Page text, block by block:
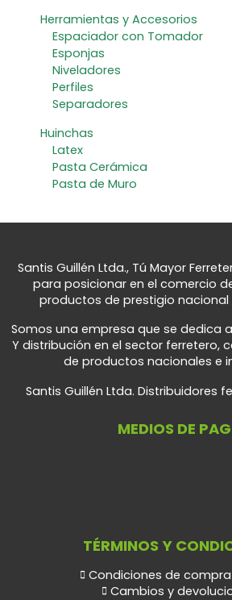
Herramientas y Accesorios
Espaciador con Tomador
Esponjas
Niveladores
Perfiles
Separadores
Huinchas
Latex
Pasta Cerámica
Pasta de Muro
Santis Guillén Ltda., Tú Mayor
para posicionar en el comercio
productos de prestigio nacional
Somos una empresa que se dedica
Y distribución en el sector ferretero,
de productos nacionales e
Santis Guillén Ltda. Distribuidores
MEDIOS DE
TÉRMINOS Y
Condiciones de
Cambios y